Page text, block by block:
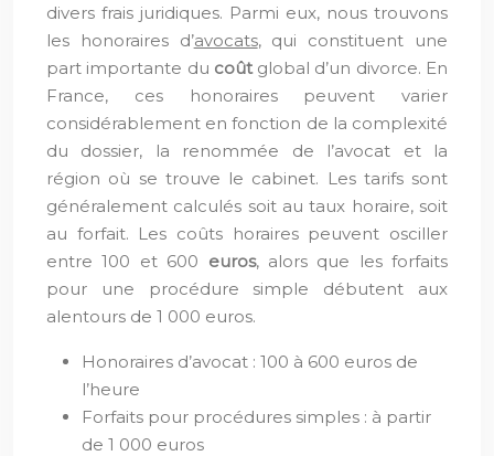
divers frais juridiques. Parmi eux, nous trouvons
les honoraires d’avocats, qui constituent une
part importante du coûtglobal d’un divorce. En
France, ces honoraires peuvent varier
considérablement en fonction de la complexité
du dossier, la renommée de l’avocat et la
région où se trouve le cabinet. Les tarifs sont
généralement calculés soit au taux horaire, soit
au forfait. Les coûts horaires peuvent osciller
entre 100 et 600 euros, alors que les forfaits
pour une procédure simple débutent aux
alentours de 1 000 euros.
Honoraires d’avocat : 100 à 600 euros de
l’heure
Forfaits pour procédures simples : à partir
de 1 000 euros